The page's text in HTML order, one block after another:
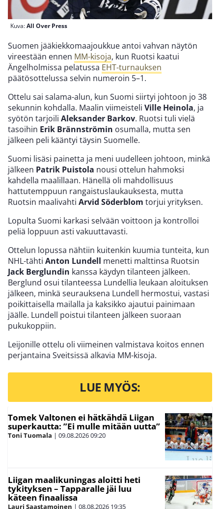
Kuva:All Over Press
Suomen jääkiekkomaajoukkue antoi vahvan näytön
vireestään ennen MM-kisoja, kun Ruotsi kaatui
Ängelholmissa pelatussa EHT-turnauksen
päätösottelussa selvin numeroin 5–1.
Ottelu sai salama-alun, kun Suomi siirtyi johtoon jo 38
sekunnin kohdalla. Maalin viimeisteli Ville Heinola, ja
syötön tarjoili Aleksander Barkov. Ruotsi tuli vielä
tasoihin Erik Brännströmin osumalla, mutta sen
jälkeen peli kääntyi täysin Suomelle.
Suomi lisäsi painetta ja meni uudelleen johtoon, minkä
jälkeen Patrik Puistola nousi ottelun hahmoksi
kahdella maalillaan. Hänellä oli mahdollisuus
hattutemppuun rangaistuslaukauksesta, mutta
Ruotsin maalivahti Arvid Söderblom torjui yrityksen.
Lopulta Suomi karkasi selvään voittoon ja kontrolloi
peliä loppuun asti vakuuttavasti.
Ottelun lopussa nähtiin kuitenkin kuumia tunteita, kun
NHL-tähti Anton Lundell menetti malttinsa Ruotsin
Jack Berglundin kanssa käydyn tilanteen jälkeen.
Berglund osui tilanteessa Lundellia leukaan aloituksen
jälkeen, minkä seurauksena Lundell hermostui, vastasi
poikittaisella mailalla ja kaksikko ajautui painimaan
jäälle. Lundell poistui tilanteen jälkeen suoraan
pukukoppiin.
Leijonille ottelu oli viimeinen valmistava koitos ennen
perjantaina Sveitsissä alkavia MM-kisoja.
LUE MYÖS:
Tomek Valtonen ei hätkähdä Liigan
superkautta: ”Ei mulle mitään uutta”
Toni Tuomala | 09.08.202609:20
Liigan maalikuningas aloitti heti
tykityksen – Tapparalle jäi luu
käteen finaalissa
Lauri Saastamoinen | 08.08.2026 19:35